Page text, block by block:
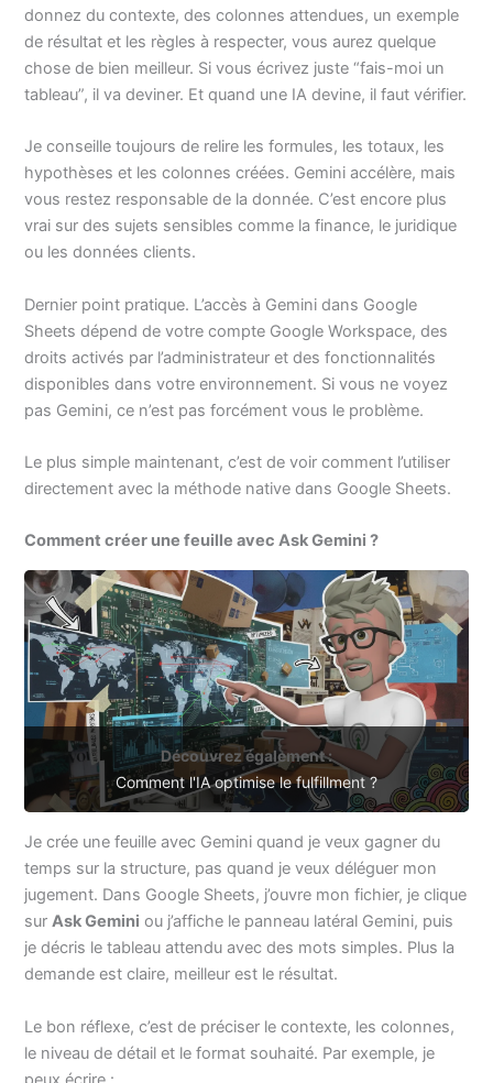
donnez du contexte, des colonnes attendues, un exemple
de résultat et les règles à respecter, vous aurez quelque
chose de bien meilleur. Si vous écrivez juste “fais-moi un
tableau”, il va deviner. Et quand une IA devine, il faut vérifier.
Je conseille toujours de relire les formules, les totaux, les
hypothèses et les colonnes créées. Gemini accélère, mais
vous restez responsable de la donnée. C’est encore plus
vrai sur des sujets sensibles comme la finance, le juridique
ou les données clients.
Dernier point pratique. L’accès à Gemini dans Google
Sheets dépend de votre compte Google Workspace, des
droits activés par l’administrateur et des fonctionnalités
disponibles dans votre environnement. Si vous ne voyez
pas Gemini, ce n’est pas forcément vous le problème.
Le plus simple maintenant, c’est de voir comment l’utiliser
directement avec la méthode native dans Google Sheets.
Comment créer une feuille avec Ask Gemini ?
Découvrez également :
Comment l'IA optimise le fulfillment ?
Je crée une feuille avec Gemini quand je veux gagner du
temps sur la structure, pas quand je veux déléguer mon
jugement. Dans Google Sheets, j’ouvre mon fichier, je clique
surAsk Gemini ou j’affiche le panneau latéral Gemini, puis
je décris le tableau attendu avec des mots simples. Plus la
demande est claire, meilleur est le résultat.
Le bon réflexe, c’est de préciser le contexte, les colonnes,
le niveau de détail et le format souhaité. Par exemple, je